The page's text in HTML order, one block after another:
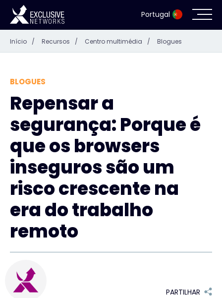
Portugal
Cibersegurança
Ecossistema
Recursos
Empresa
Portal de parceiros
Contacto
Início / Recursos / Centro multimédia / Blogues
BLOGUES
Repensar a
segurança: Porque é
que os browsers
inseguros são um
risco crescente na
era do trabalho
remoto
PARTILHAR